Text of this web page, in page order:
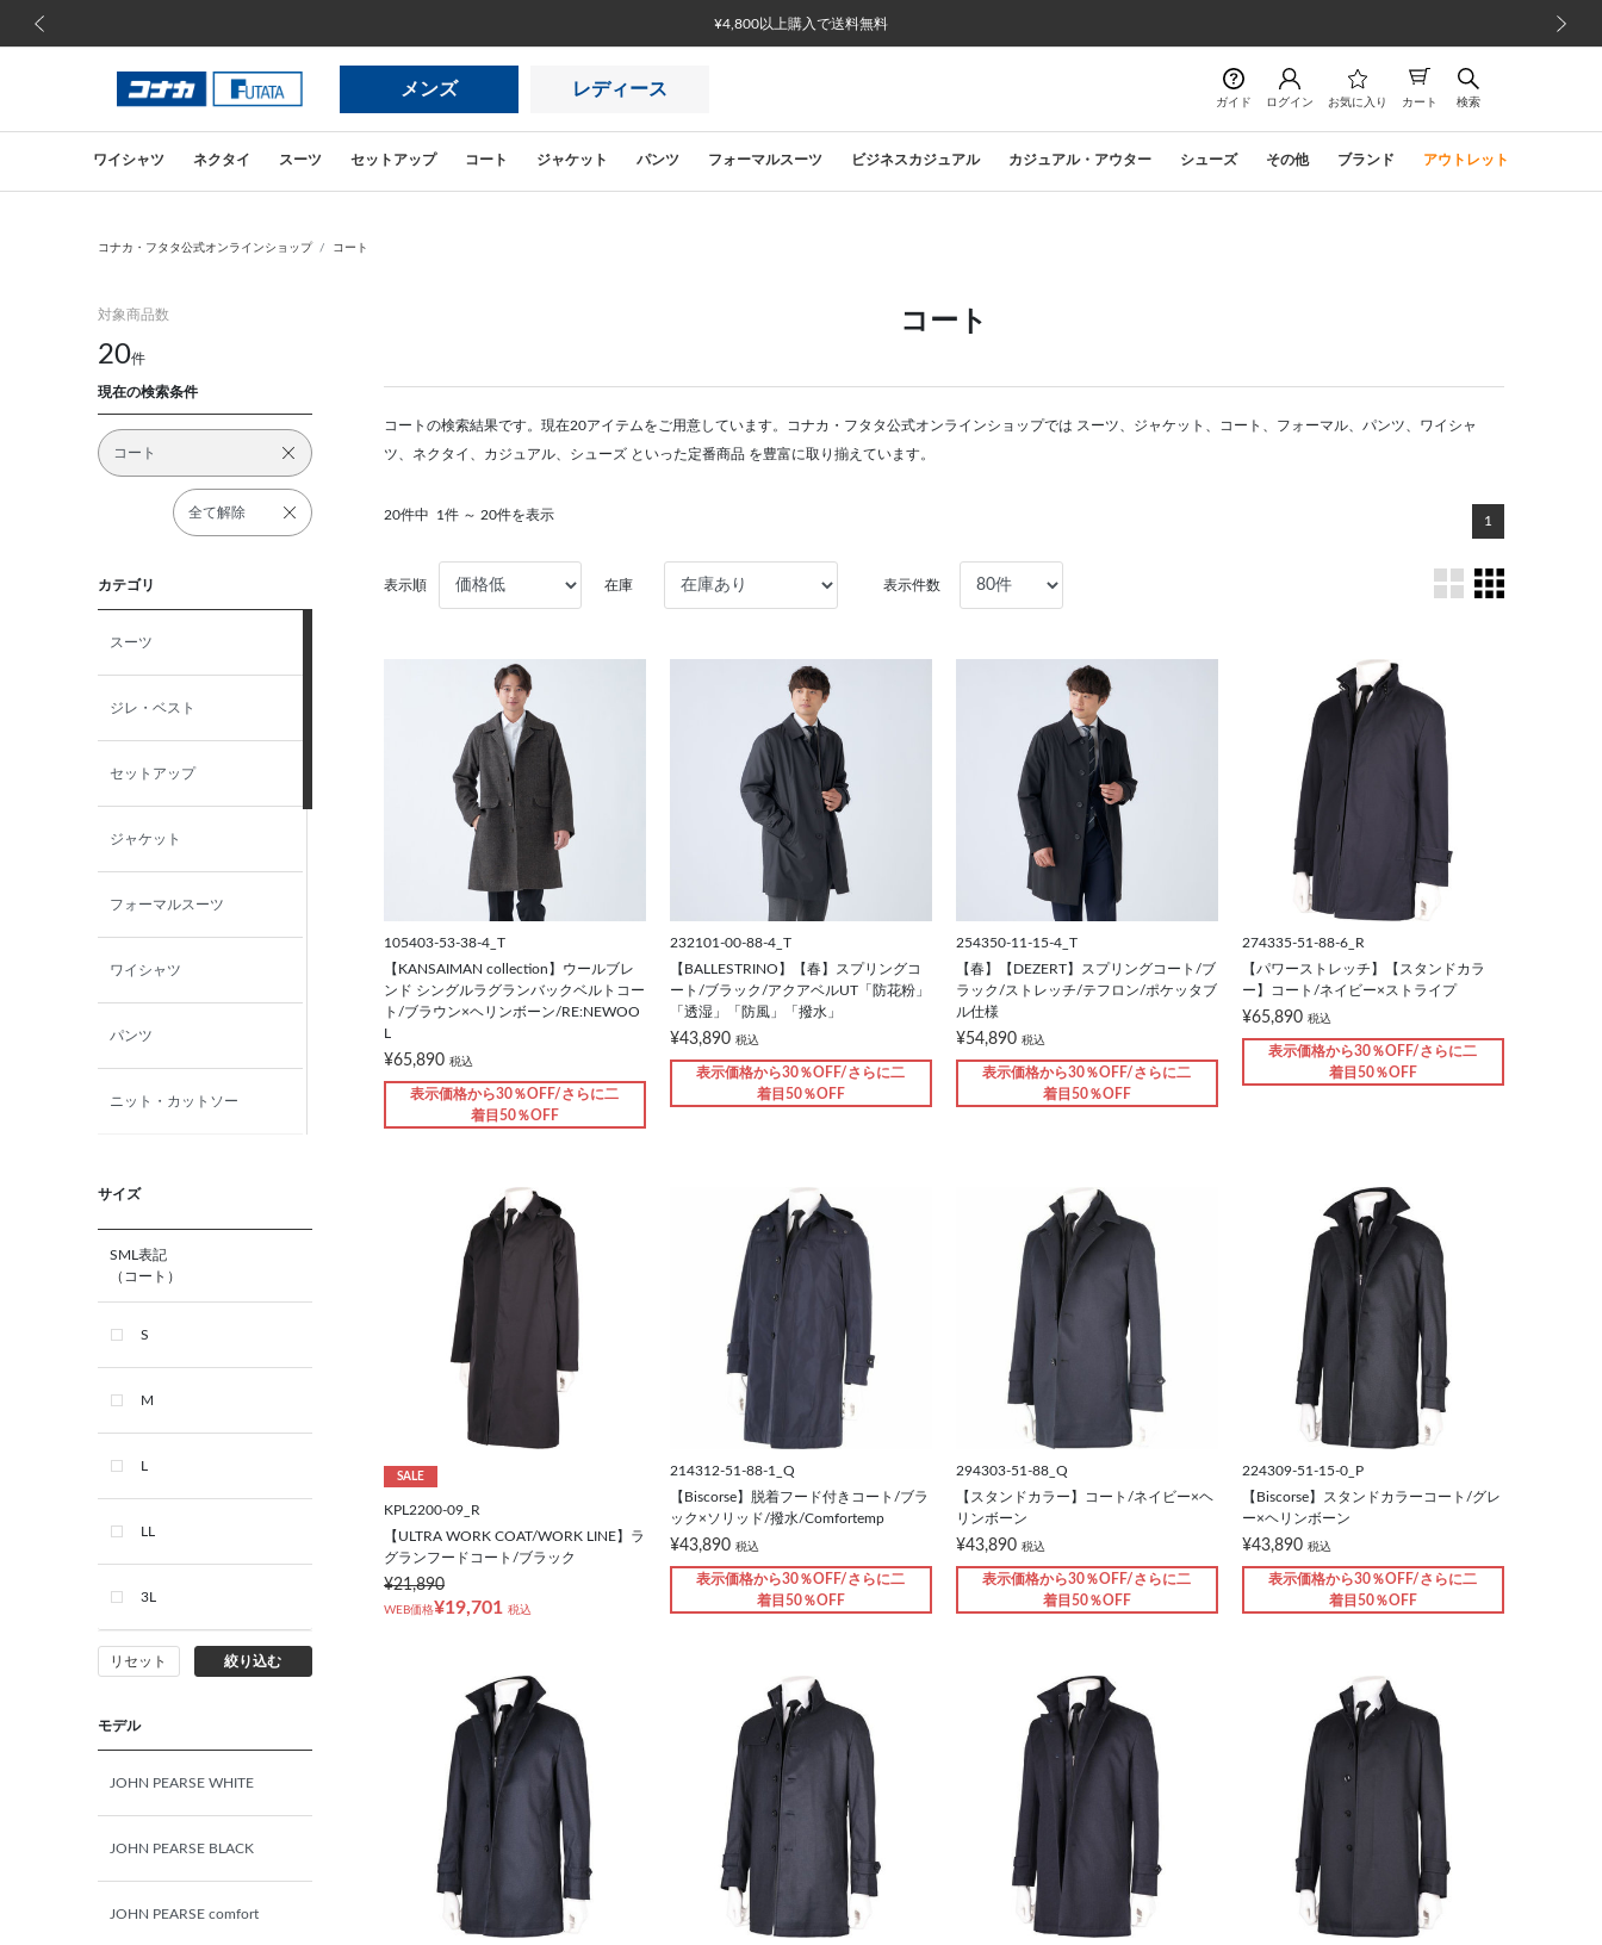
¥4,800以上購入で送料無料
メンズ レディース
ガイド ログイン お気に入り カート 検索
ワイシャツ ネクタイ スーツ セットアップ コート ジャケット パンツ フォーマルスーツ ビジネスカジュアル カジュアル・アウター シューズ その他 ブランド アウトレット
コナカ・フタタ公式オンラインショップ コート
対象商品数
20件
現在の検索条件
コート
全て解除
カテゴリ
スーツ
ジレ・ベスト
セットアップ
ジャケット
フォーマルスーツ
ワイシャツ
パンツ
ニット・カットソー
アウター
サイズ
SML表記
（コート）
S
M
L
LL
3L
リセット 絞り込む
モデル
JOHN PEARSE WHITE
JOHN PEARSE BLACK
JOHN PEARSE comfort
コート
コートの検索結果です。現在20アイテムをご用意しています。コナカ・フタタ公式オンラインショップでは スーツ、ジャケット、コート、フォーマル、パンツ、ワイシャ
ツ、ネクタイ、カジュアル、シューズ といった定番商品 を豊富に取り揃えています。
20件中 1件 ～ 20件を表示 1
表示順 在庫 表示件数
105403-53-38-4_T
【KANSAIMAN collection】ウールブレ
ンド シングルラグランバックベルトコー
ト/ブラウン×ヘリンボーン/RE:NEWOO
L
¥65,890 税込
表示価格から30％OFF/さらに二
着目50％OFF
232101-00-88-4_T
【BALLESTRINO】【春】スプリングコ
ート/ブラック/アクアベルUT「防花粉」
「透湿」「防風」「撥水」
¥43,890 税込
表示価格から30％OFF/さらに二
着目50％OFF
254350-11-15-4_T
【春】【DEZERT】スプリングコート/ブ
ラック/ストレッチ/テフロン/ポケッタブ
ル仕様
¥54,890 税込
表示価格から30％OFF/さらに二
着目50％OFF
274335-51-88-6_R
【パワーストレッチ】【スタンドカラ
ー】コート/ネイビー×ストライプ
¥65,890 税込
表示価格から30％OFF/さらに二
着目50％OFF
SALE
KPL2200-09_R
【ULTRA WORK COAT/WORK LINE】ラ
グランフードコート/ブラック
¥21,890
WEB価格¥19,701 税込
214312-51-88-1_Q
【Biscorse】脱着フード付きコート/ブラ
ック×ソリッド/撥水/Comfortemp
¥43,890 税込
表示価格から30％OFF/さらに二
着目50％OFF
294303-51-88_Q
【スタンドカラー】コート/ネイビー×ヘ
リンボーン
¥43,890 税込
表示価格から30％OFF/さらに二
着目50％OFF
224309-51-15-0_P
【Biscorse】スタンドカラーコート/グレ
ー×ヘリンボーン
¥43,890 税込
表示価格から30％OFF/さらに二
着目50％OFF